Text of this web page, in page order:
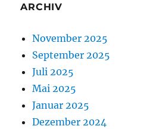
ARCHIV
November 2025
September 2025
Juli 2025
Mai 2025
Januar 2025
Dezember 2024